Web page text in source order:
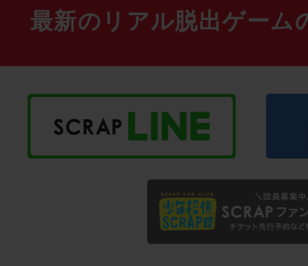
最新のリアル脱出ゲーム